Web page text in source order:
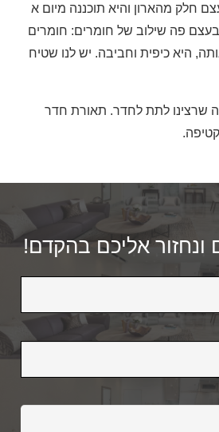
חלק מהארון והיא תוכננה מיום א
פה שילוב של חומרים: חומרים
היא כיפית וחביבה. יש לנו שטיח
שרצינו לתת לחדר. תאורת חדר
ונחזור אליכם בהקדם!